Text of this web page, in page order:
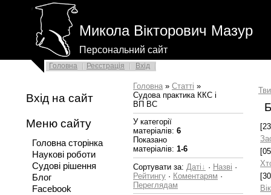
Микола Вікторович Мазур
Персональний сайт
Головна Реєстрація Вхід
Вхід на сайт
Меню сайту
Головна сторінка
Наукові роботи
Судові рішення
Блог
Facebook
Головна » Статті »
Судова практика ККС і
ВП ВС
У категорії
матеріалів: 6
Показано
матеріалів: 1-6
Сортувати за: Даті · Назві ·
Рейтингу · Коментарям ·
Переглядам